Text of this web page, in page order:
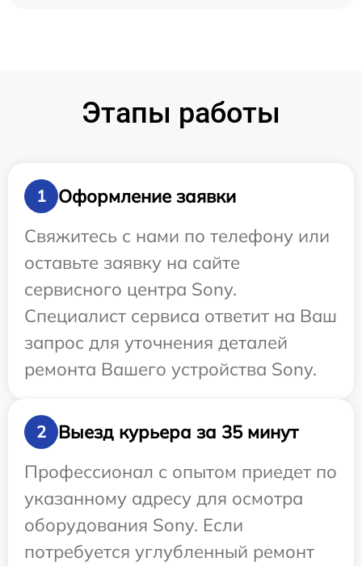
Этапы работы
1
Оформление заявки
Свяжитесь с нами по телефону или
оставьте заявку на сайте
сервисного центра Sony.
Специалист сервиса ответит на Ваш
запрос для уточнения деталей
ремонта Вашего устройства Sony.
2
Выезд курьера за 35 минут
Профессионал с опытом приедет по
указанному адресу для осмотра
оборудования Sony. Если
потребуется углубленный ремонт